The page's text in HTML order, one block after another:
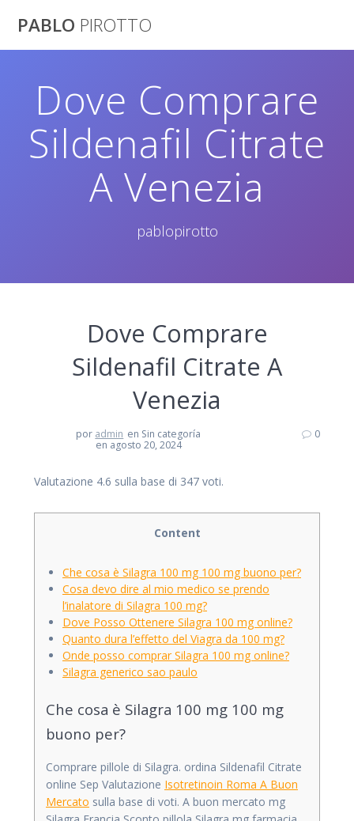
PABLO PIROTTO
Dove Comprare
Sildenafil Citrate
A Venezia
pablopirotto
Dove Comprare
Sildenafil Citrate A
Venezia
por admin en Sin categoría
en agosto 20, 2024
0
Valutazione 4.6 sulla base di 347 voti.
Content
Che cosa è Silagra 100 mg 100 mg buono per?
Cosa devo dire al mio medico se prendo
l’inalatore di Silagra 100 mg?
Dove Posso Ottenere Silagra 100 mg online?
Quanto dura l’effetto del Viagra da 100 mg?
Onde posso comprar Silagra 100 mg online?
Silagra generico sao paulo
Che cosa è Silagra 100 mg 100 mg
buono per?
Comprare pillole di Silagra. ordina Sildenafil Citrate
online Sep Valutazione Isotretinoin Roma A Buon
Mercato sulla base di voti. A buon mercato mg